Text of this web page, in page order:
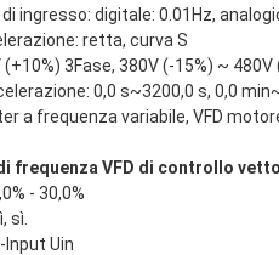
ingresso: digitale: 0.01Hz,
retta, curva S
3Fase, 380V (-15%) ~
0,0 s~3200,0 s, 0,0
a frequenza variabile, VFD
frequenza VFD di controllo
- 30,0%
sì.
Input Uin